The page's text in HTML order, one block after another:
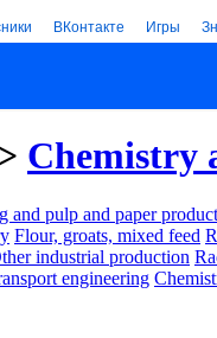
ВКонтакте Игры
Chemistry
and pulp and paper
Flour, groats, mixed feed
industrial production
engineering